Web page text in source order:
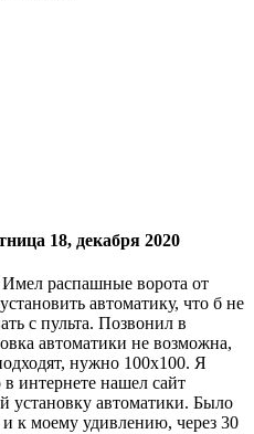
18, декабря 2020
распашные ворота от
автоматику, что б не
с пульта. Позвонил в
автоматики не возможна,
нужно 100х100. Я
в интернете нашел сайт
установку автоматики. Было
к моему удивлению, через 30